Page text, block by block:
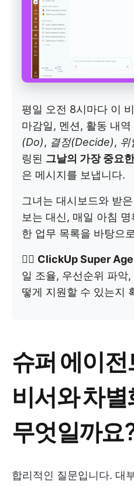
평일 오전 8시마다 이
마감일, 멘션, 활동 내
(Do), 결정(Decide),
링된 그날의 가장 중요
은 메시지를 보냅니다.
그녀는 대시보드와 받
보는 대신, 매일 아침
한 업무 목록을 바탕으
👉🏼 ClickUp Super
일 조율, 우선순위 파악,
떻게 지원할 수 있는지
슈퍼 에이전
비서와 차
무엇일까요
합리적인 질문입니다. 대